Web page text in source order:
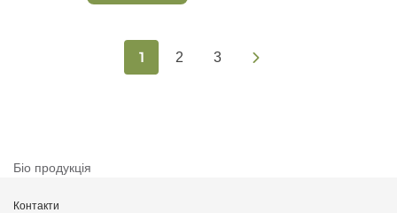
1 2 3
Бiо продукція
Контакти